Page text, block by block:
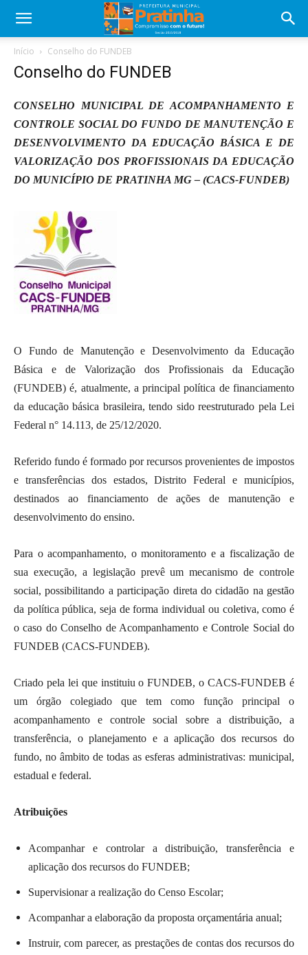
Início Conselho do FUNDEB
Conselho do FUNDEB
CONSELHO MUNICIPAL DE ACOMPANHAMENTO E
CONTROLE SOCIAL DO FUNDO DE MANUTENÇÃO E
DESENVOLVIMENTO DA EDUCAÇÃO BÁSICA E DE
VALORIZAÇÃO DOS PROFISSIONAIS DA EDUCAÇÃO
DO MUNICÍPIO DE PRATINHA MG – (CACS-FUNDEB)
O Fundo de Manutenção e Desenvolvimento da Educação
Básica e de Valorização dos Profissionais da Educação
(FUNDEB) é, atualmente, a principal política de financiamento
da educação básica brasileira, tendo sido reestruturado pela Lei
Federal n° 14.113, de 25/12/2020.
Referido fundo é formado por recursos provenientes de impostos
e transferências dos estados, Distrito Federal e municípios,
destinados ao financiamento de ações de manutenção e
desenvolvimento do ensino.
Para o acompanhamento, o monitoramento e a fiscalização de
sua execução, a legislação prevê um mecanismo de controle
social, possibilitando a participação direta do cidadão na gestão
da política pública, seja de forma individual ou coletiva, como é
o caso do Conselho de Acompanhamento e Controle Social do
FUNDEB (CACS-FUNDEB).
Criado pela lei que instituiu o FUNDEB, o CACS-FUNDEB é
um órgão colegiado que tem como função principal o
acompanhamento e controle social sobre a distribuição, a
transferência, o planejamento e a aplicação dos recursos do
fundo, no âmbito de todas as esferas administrativas: municipal,
estadual e federal.
Atribuições
Acompanhar e controlar a distribuição, transferência e
aplicação dos recursos do FUNDEB;
Supervisionar a realização do Censo Escolar;
Acompanhar a elaboração da proposta orçamentária anual;
Instruir, com parecer, as prestações de contas dos recursos do